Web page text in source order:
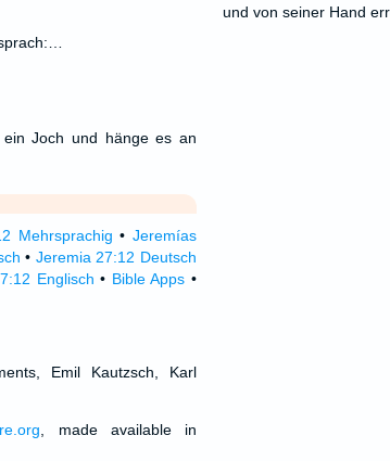
Joch und hänge es an
Mehrsprachig • Jeremías
• Jeremia 27:12 Deutsch
Englisch • Bible Apps •
Emil Kautzsch, Karl
, made available in
und von seiner Hand